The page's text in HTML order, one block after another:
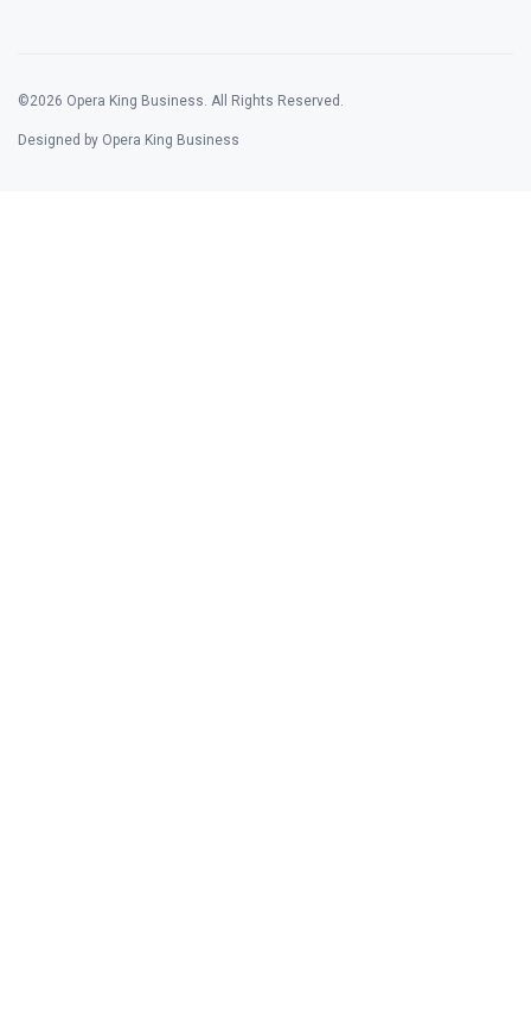
©2026 Opera King Business. All Rights Reserved.
Designed by Opera King Business